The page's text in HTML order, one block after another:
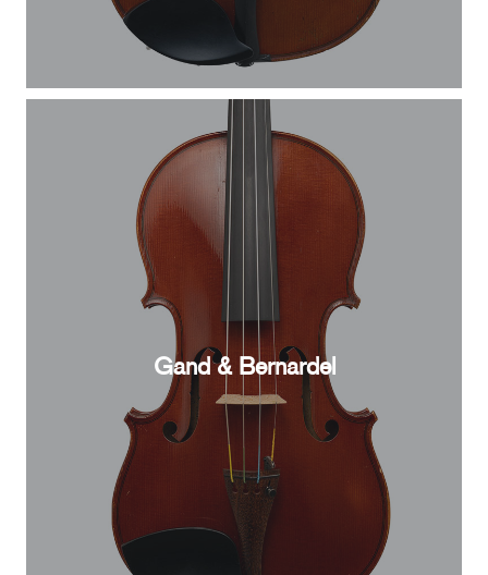
Gand & Bernardel